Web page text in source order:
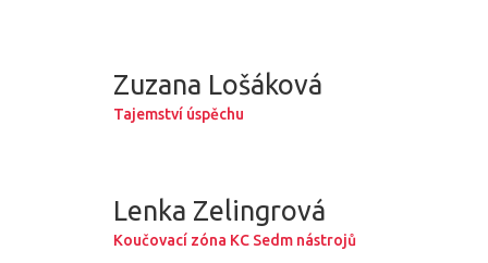
Zuzana Lošáková
Tajemství úspěchu
Lenka Zelingrová
Koučovací zóna KC Sedm nástrojů